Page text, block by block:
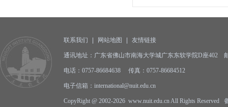
联系我们 网站地图 友情链接
通讯地址：广东省佛山市南海大学城广东东软学院D座402
电话：0757-86684638 传真：0757-86684512
电子信箱：international@nuit.edu.cn
CopyRight @ 2002-2026 www.nuit.edu.cn All Rights Reserved